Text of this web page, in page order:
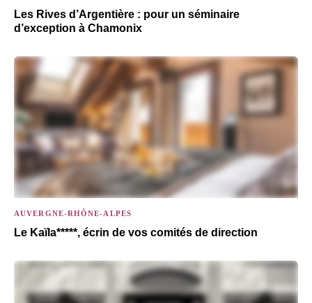
Les Rives d’Argentière : pour un séminaire
d’exception à Chamonix
AUVERGNE-RHÔNE-ALPES
Le Kaïla*****, écrin de vos comités de direction